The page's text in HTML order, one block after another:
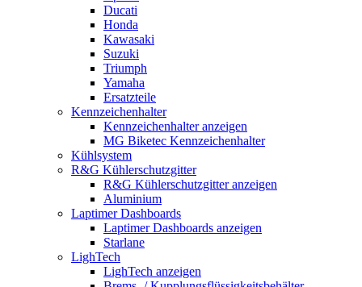
Ducati
Honda
Kawasaki
Suzuki
Triumph
Yamaha
Ersatzteile
Kennzeichenhalter
Kennzeichenhalter anzeigen
MG Biketec Kennzeichenhalter
Kühlsystem
R&G Kühlerschutzgitter
R&G Kühlerschutzgitter anzeigen
Aluminium
Laptimer Dashboards
Laptimer Dashboards anzeigen
Starlane
LighTech
LighTech anzeigen